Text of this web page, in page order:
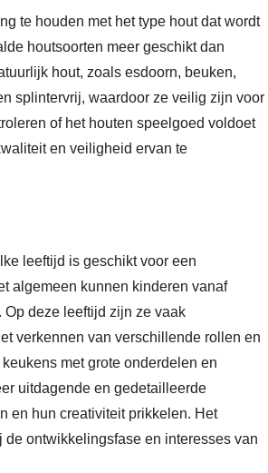
te houden met het type hout dat wordt
houtsoorten meer geschikt dan
hout, zoals esdoorn, beuken,
splintervrij, waardoor ze veilig zijn voor
of het houten speelgoed voldoet
en veiligheid ervan te
leeftijd is geschikt voor een
algemeen kunnen kinderen vanaf
deze leeftijd zijn ze vaak
verkennen van verschillende rollen en
met grote onderdelen en
uitdagende en gedetailleerde
en hun creativiteit prikkelen. Het
ontwikkelingsfase en interesses van